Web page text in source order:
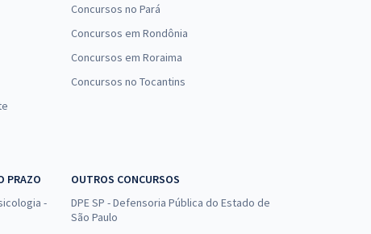
Concursos no Pará
Concursos em Rondônia
Concursos em Roraima
Concursos no Tocantins
PRAZO
-
OUTROS CONCURSOS
DPE SP - Defensoria Pública do Estado de
São Paulo